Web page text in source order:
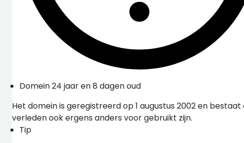
Domein 24 jaar en 8 dagen oud
Het domein is geregistreerd op 1 augustus 2002 en
verleden ook ergens anders voor gebruikt zijn.
Tip